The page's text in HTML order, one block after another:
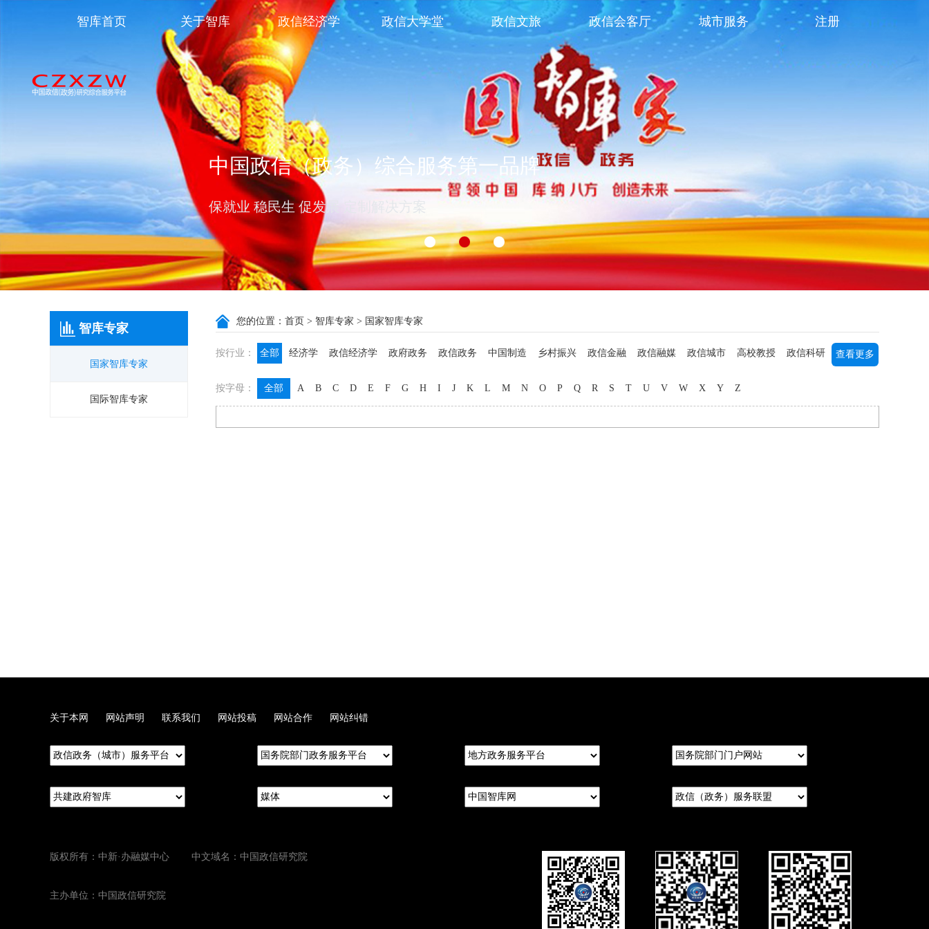
中国政信（政务）综合服务第一品牌
保就业 稳民生 促发展 定制解决方案
智库首页 关于智库 政信经济学 政信大学堂 政信文旅 政信会客厅 城市服务 注册
智库专家
国家智库专家
国际智库专家
您的位置： 首页 > 智库专家 > 国家智库专家
按行业： 全部 经济学 政信经济学 政府政务 政信政务 中国制造 乡村振兴 政信金融 政信融媒 政信城市 高校教授
政信科研
膳食养生
名医西药 非遗文化 中西厨师 地方美食 教育专家 品牌打造 自媒主播 社团公益 三农研究
查看更多
按字母： 全部 A B C D E F G H I J K L M N O P Q R S T U V W X Y Z
关于本网 网站声明 联系我们 网站投稿 网站合作 网站纠错
版权所有：中新·办融媒中心 中文域名：中国政信研究院
主办单位：中国政信研究院